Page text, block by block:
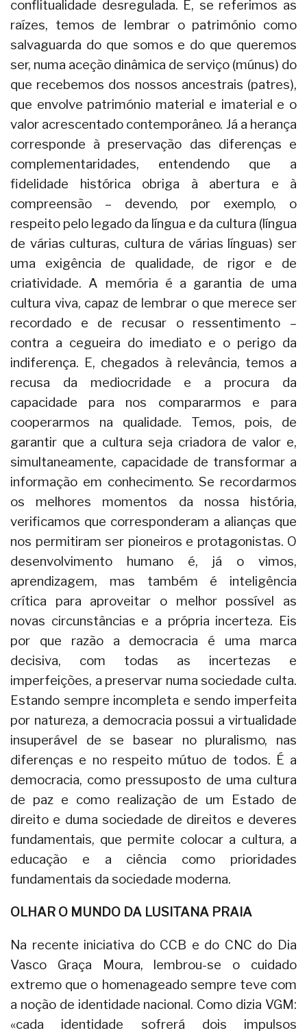
conflitualidade desregulada. E, se referimos as
raízes, temos de lembrar o património como
salvaguarda do que somos e do que queremos
ser, numa aceção dinâmica de serviço (múnus) do
que recebemos dos nossos ancestrais (patres),
que envolve património material e imaterial e o
valor acrescentado contemporâneo. Já a herança
corresponde à preservação das diferenças e
complementaridades, entendendo que a
fidelidade histórica obriga à abertura e à
compreensão – devendo, por exemplo, o
respeito pelo legado da língua e da cultura (língua
de várias culturas, cultura de várias línguas) ser
uma exigência de qualidade, de rigor e de
criatividade. A memória é a garantia de uma
cultura viva, capaz de lembrar o que merece ser
recordado e de recusar o ressentimento –
contra a cegueira do imediato e o perigo da
indiferença. E, chegados à relevância, temos a
recusa da mediocridade e a procura da
capacidade para nos compararmos e para
cooperarmos na qualidade. Temos, pois, de
garantir que a cultura seja criadora de valor e,
simultaneamente, capacidade de transformar a
informação em conhecimento. Se recordarmos
os melhores momentos da nossa história,
verificamos que corresponderam a alianças que
nos permitiram ser pioneiros e protagonistas. O
desenvolvimento humano é, já o vimos,
aprendizagem, mas também é inteligência
crítica para aproveitar o melhor possível as
novas circunstâncias e a própria incerteza. Eis
por que razão a democracia é uma marca
decisiva, com todas as incertezas e
imperfeições, a preservar numa sociedade culta.
Estando sempre incompleta e sendo imperfeita
por natureza, a democracia possui a virtualidade
insuperável de se basear no pluralismo, nas
diferenças e no respeito mútuo de todos. É a
democracia, como pressuposto de uma cultura
de paz e como realização de um Estado de
direito e duma sociedade de direitos e deveres
fundamentais, que permite colocar a cultura, a
educação e a ciência como prioridades
fundamentais da sociedade moderna.
OLHAR O MUNDO DA LUSITANA PRAIA
Na recente iniciativa do CCB e do CNC do Dia
Vasco Graça Moura, lembrou-se o cuidado
extremo que o homenageado sempre teve com
a noção de identidade nacional. Como dizia VGM:
«cada identidade sofrerá dois impulsos